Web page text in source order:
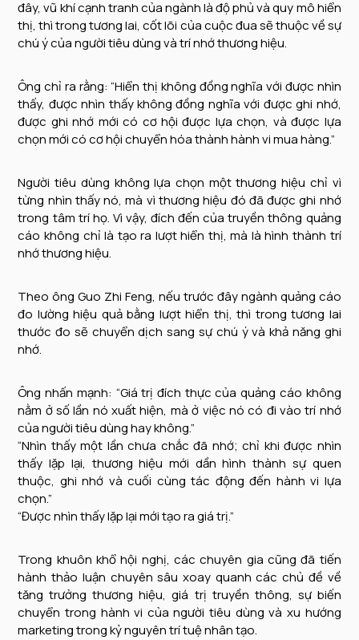
đây, vũ khí cạnh tranh của ngành là độ phủ và quy mô hiển
thị, thì trong tương lai, cốt lõi của cuộc đua sẽ thuộc về sự
chú ý của người tiêu dùng và trí nhớ thương hiệu.
Ông chỉ ra rằng: “Hiển thị không đồng nghĩa với được nhìn
thấy, được nhìn thấy không đồng nghĩa với được ghi nhớ,
được ghi nhớ mới có cơ hội được lựa chọn, và được lựa
chọn mới có cơ hội chuyển hóa thành hành vi mua hàng.”
Người tiêu dùng không lựa chọn một thương hiệu chỉ vì
từng nhìn thấy nó, mà vì thương hiệu đó đã được ghi nhớ
trong tâm trí họ. Vì vậy, đích đến của truyền thông quảng
cáo không chỉ là tạo ra lượt hiển thị, mà là hình thành trí
nhớ thương hiệu.
Theo ông Guo Zhi Feng, nếu trước đây ngành quảng cáo
đo lường hiệu quả bằng lượt hiển thị, thì trong tương lai
thước đo sẽ chuyển dịch sang sự chú ý và khả năng ghi
nhớ.
Ông nhấn mạnh: “Giá trị đích thực của quảng cáo không
nằm ở số lần nó xuất hiện, mà ở việc nó có đi vào trí nhớ
của người tiêu dùng hay không.”
“Nhìn thấy một lần chưa chắc đã nhớ; chỉ khi được nhìn
thấy lặp lại, thương hiệu mới dần hình thành sự quen
thuộc, ghi nhớ và cuối cùng tác động đến hành vi lựa
chọn.”
“Được nhìn thấy lặp lại mới tạo ra giá trị.”
Trong khuôn khổ hội nghị, các chuyên gia cũng đã tiến
hành thảo luận chuyên sâu xoay quanh các chủ đề về
tăng trưởng thương hiệu, giá trị truyền thông, sự biến
chuyển trong hành vi của người tiêu dùng và xu hướng
marketing trong kỷ nguyên trí tuệ nhân tạo.